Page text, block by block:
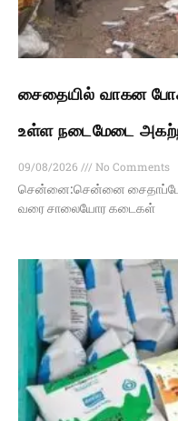
சைதையில் வாகன
உள்ள நடைமேடை
09/08/2026
No Comments
சென்னை:சென்னை
வரை சாலையோர கடைகள்